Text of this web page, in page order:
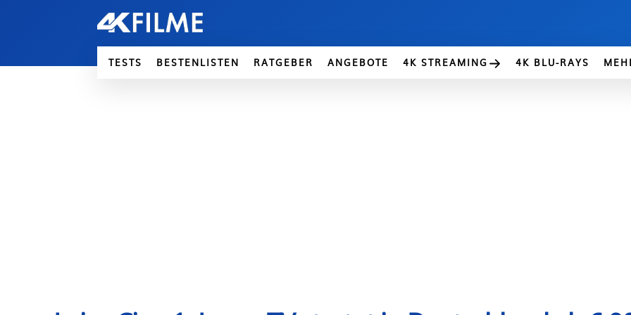
TESTS BESTENLISTEN RATGEBER ANGEBOTE 4K STREAMING 4K BLU-RAYS